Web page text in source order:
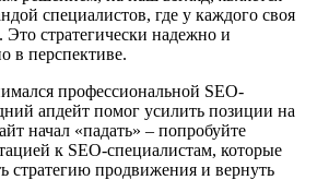
специалистов, где у каждого своя
Это стратегически надежно и
в перспективе.
профессиональной SEO-
апдейт помог усилить позиции на
начал «падать» – попробуйте
к SEO-специалистам, которые
стратегию продвижения и вернуть